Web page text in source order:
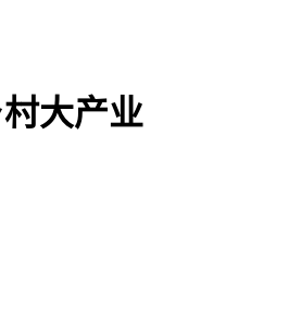
大产业